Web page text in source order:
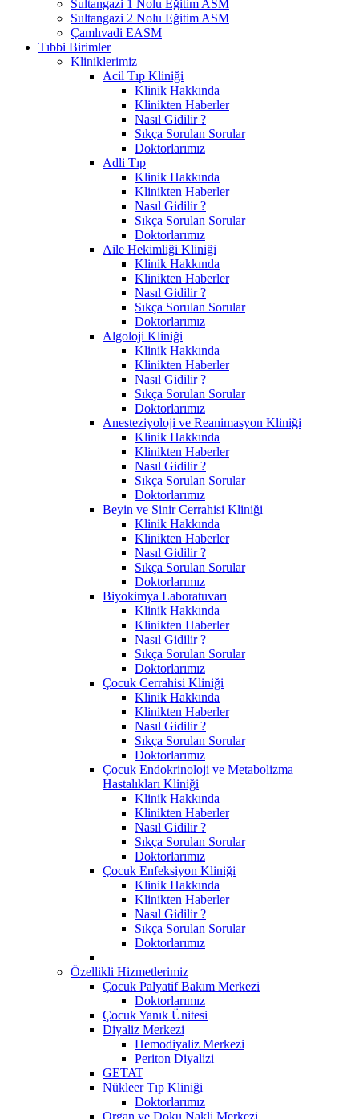
Sultangazi 1 Nolu Eğitim ASM
Sultangazi 2 Nolu Eğitim ASM
Çamlıvadi EASM
Tıbbi Birimler
Kliniklerimiz
Acil Tıp Kliniği
Klinik Hakkında
Klinikten Haberler
Nasıl Gidilir ?
Sıkça Sorulan Sorular
Doktorlarımız
Adli Tıp
Klinik Hakkında
Klinikten Haberler
Nasıl Gidilir ?
Sıkça Sorulan Sorular
Doktorlarımız
Aile Hekimliği Kliniği
Klinik Hakkında
Klinikten Haberler
Nasıl Gidilir ?
Sıkça Sorulan Sorular
Doktorlarımız
Algoloji Kliniği
Klinik Hakkında
Klinikten Haberler
Nasıl Gidilir ?
Sıkça Sorulan Sorular
Doktorlarımız
Anesteziyoloji ve Reanimasyon Kliniği
Klinik Hakkında
Klinikten Haberler
Nasıl Gidilir ?
Sıkça Sorulan Sorular
Doktorlarımız
Beyin ve Sinir Cerrahisi Kliniği
Klinik Hakkında
Klinikten Haberler
Nasıl Gidilir ?
Sıkça Sorulan Sorular
Doktorlarımız
Biyokimya Laboratuvarı
Klinik Hakkında
Klinikten Haberler
Nasıl Gidilir ?
Sıkça Sorulan Sorular
Doktorlarımız
Çocuk Cerrahisi Kliniği
Klinik Hakkında
Klinikten Haberler
Nasıl Gidilir ?
Sıkça Sorulan Sorular
Doktorlarımız
Çocuk Endokrinoloji ve Metabolizma
Hastalıkları Kliniği
Klinik Hakkında
Klinikten Haberler
Nasıl Gidilir ?
Sıkça Sorulan Sorular
Doktorlarımız
Çocuk Enfeksiyon Kliniği
Klinik Hakkında
Klinikten Haberler
Nasıl Gidilir ?
Sıkça Sorulan Sorular
Doktorlarımız
Özellikli Hizmetlerimiz
Çocuk Palyatif Bakım Merkezi
Doktorlarımız
Çocuk Yanık Ünitesi
Diyaliz Merkezi
Hemodiyaliz Merkezi
Periton Diyalizi
GETAT
Nükleer Tıp Kliniği
Doktorlarımız
Organ ve Doku Nakli Merkezi